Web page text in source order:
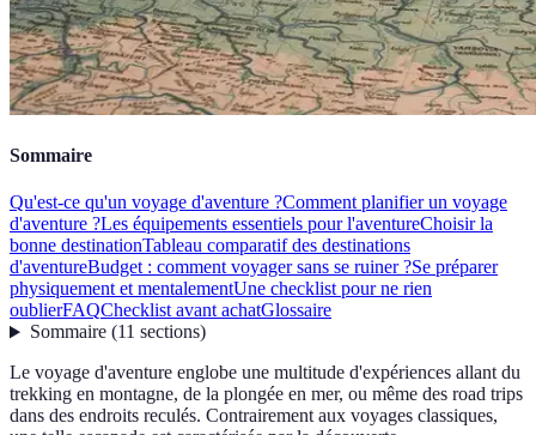
Sommaire
Qu'est-ce qu'un voyage d'aventure ?Comment planifier un voyage
d'aventure ?Les équipements essentiels pour l'aventureChoisir la
bonne destinationTableau comparatif des destinations
d'aventureBudget : comment voyager sans se ruiner ?Se préparer
physiquement et mentalementUne checklist pour ne rien
oublierFAQChecklist avant achatGlossaire
Sommaire(11 sections)
Le voyage d'aventure englobe une multitude d'expériences allant du
trekking en montagne, de la plongée en mer, ou même des road trips
dans des endroits reculés. Contrairement aux voyages classiques,